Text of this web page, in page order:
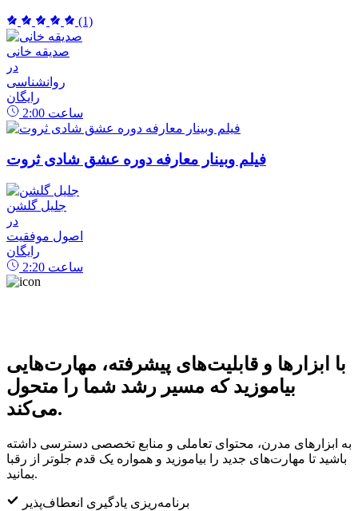
(1)
صدیقه خانی
در
روانشناسی
رایگان
2:00 ساعت
فیلم وبینار معارفه دوره عشق شادی ثروت
جلیل گلشن
در
اصول موفقیت
رایگان
2:20 ساعت
با ابزارها و قابلیت‌های پیشرفته، مهارت‌هایی
بیاموزید که مسیر رشد شما را متحول
می‌کند.
به ابزارهای مدرن، محتوای تعاملی و منابع تخصصی دسترسی داشته
باشید تا مهارت‌های جدید را بیاموزید و همواره یک قدم جلوتر از رقبا
بمانید.
برنامه‌ریزی یادگیری انعطاف‌پذیر